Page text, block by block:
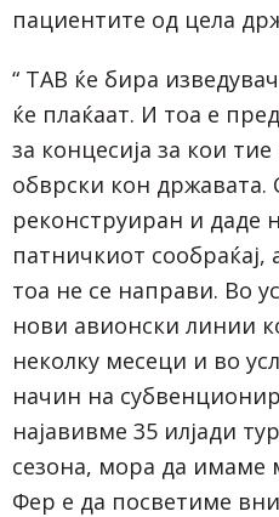
пациентите од цела
“ ТАВ ќе бира
ќе плаќаат. И тоа е
за концесија за кои
обврски кон
реконструиран и даде
патничкиот сообраќај,
тоа не се направи. Во
нови авионски линии
неколку месеци и во
начин на
најавивме 35 илјади
сезона, мора да имаме
Фер е да посветиме